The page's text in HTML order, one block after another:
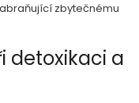
zbytečnému
detoxikaci a